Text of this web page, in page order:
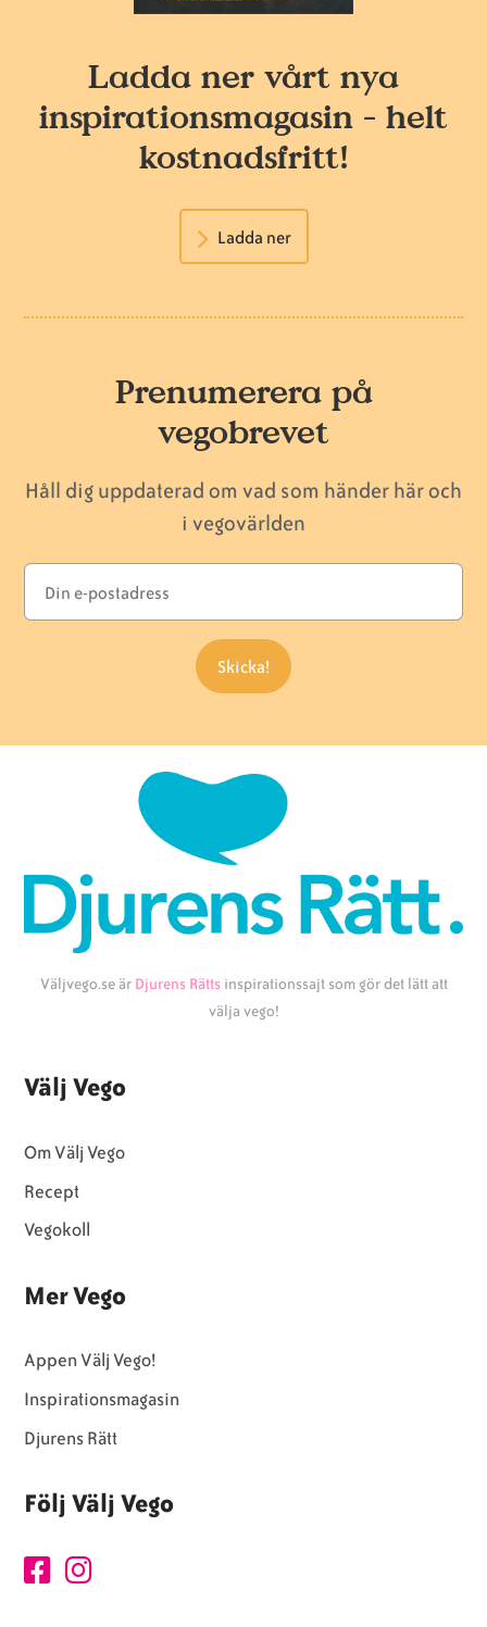
Ladda ner vårt nya
inspirationsmagasin - helt
kostnadsfritt!
Ladda ner
Prenumerera på
vegobrevet
Håll dig uppdaterad om vad som händer här och
i vegovärlden
Väljvego.se är Djurens Rätts inspirationssajt som gör det lätt att
välja vego!
Välj Vego
Om Välj Vego
Recept
Vegokoll
Mer Vego
Appen Välj Vego!
Inspirationsmagasin
Djurens Rätt
Följ Välj Vego